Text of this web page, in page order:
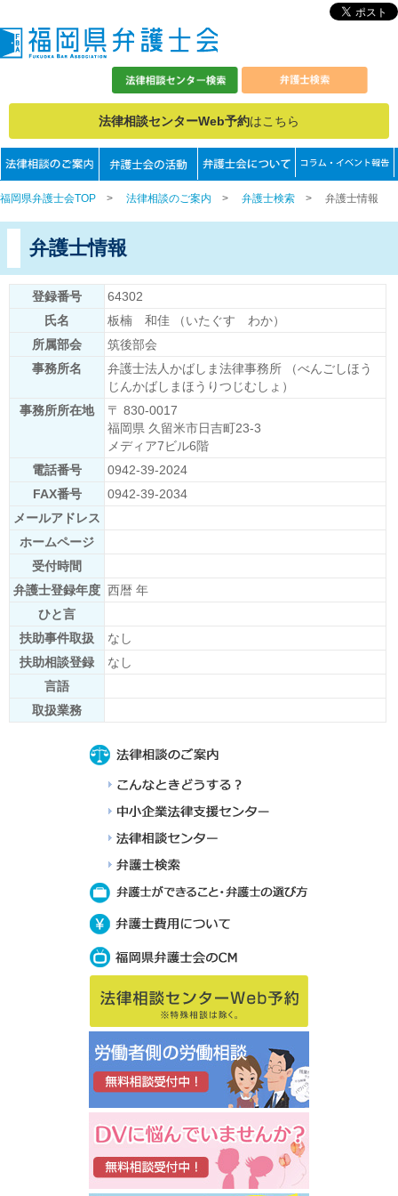
法律相談センターWeb予約はこちら
福岡県弁護士会TOP > 法律相談のご案内 > 弁護士検索 > 弁護士情報
弁護士情報
登録番号
64302
氏名
板楠 和佳 （いたぐす わか）
所属部会
筑後部会
事務所名
弁護士法人かばしま法律事務所 （べんごしほう
じんかばしまほうりつじむしょ）
事務所所在地
〒 830-0017
福岡県 久留米市日吉町23-3
メディア7ビル6階
電話番号
0942-39-2024
FAX番号
0942-39-2034
メールアドレス
ホームページ
受付時間
弁護士登録年度 西暦 年
ひと言
扶助事件取扱
なし
扶助相談登録
なし
言語
取扱業務